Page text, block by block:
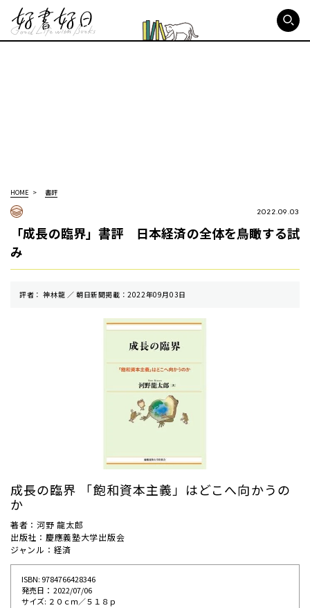
HOME 書評
2022.09.03
「成長の臨界」書評 日本経済の全体を鳥瞰する試
み
評者： 神林龍 ／ 朝⽇新聞掲載：2022年09月03日
成長の臨界 「飽和資本主義」はどこへ向かうの
か
著者：河野 龍太郎
出版社：慶應義塾大学出版会
ジャンル：経済
ISBN: 9784766428346
発売⽇： 2022/07/06
サイズ: ２０ｃｍ／５１８ｐ